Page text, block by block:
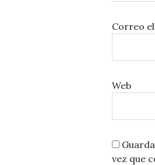
Correo
Web
vez que